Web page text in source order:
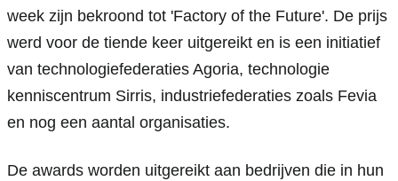
week zijn bekroond tot 'Factory of the Future'. De prijs
werd voor de tiende keer uitgereikt en is een initiatief
van technologiefederaties Agoria, technologie
kenniscentrum Sirris, industriefederaties zoals Fevia
en nog een aantal organisaties.
De awards worden uitgereikt aan bedrijven die in hun